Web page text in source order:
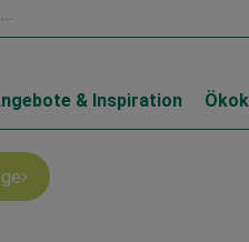
& Inspiration